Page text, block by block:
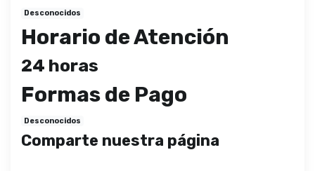
Desconocidos
Horario de Atención
24 horas
Formas de Pago
Desconocidos
Comparte nuestra página